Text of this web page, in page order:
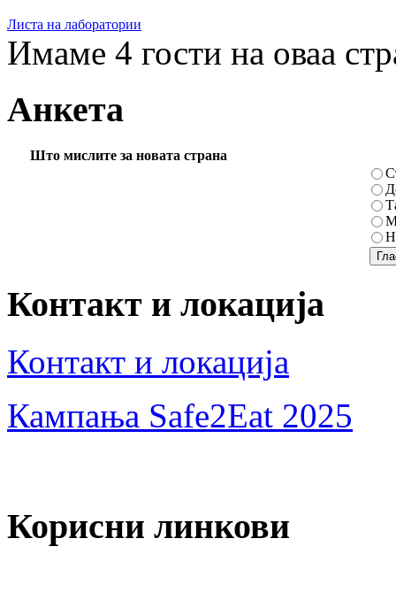
Листа на лаборатории
Имаме 4 гости на оваа
Анкета
Што мислите за новата страна
Контакт и локација
Контакт и локација
Кампања Safe2Eat 2025
Корисни линкови